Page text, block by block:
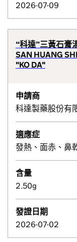
2026-07-09
“科達”三黃石膏
SAN HUANG
"KO DA"
申請商
科達製藥股份有
適應症
發熱、面赤、鼻
含量
2.50g
發證日期
2026-07-02